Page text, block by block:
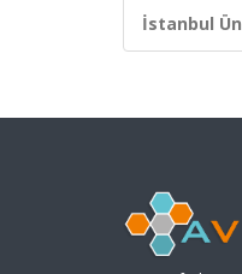
İstanbul